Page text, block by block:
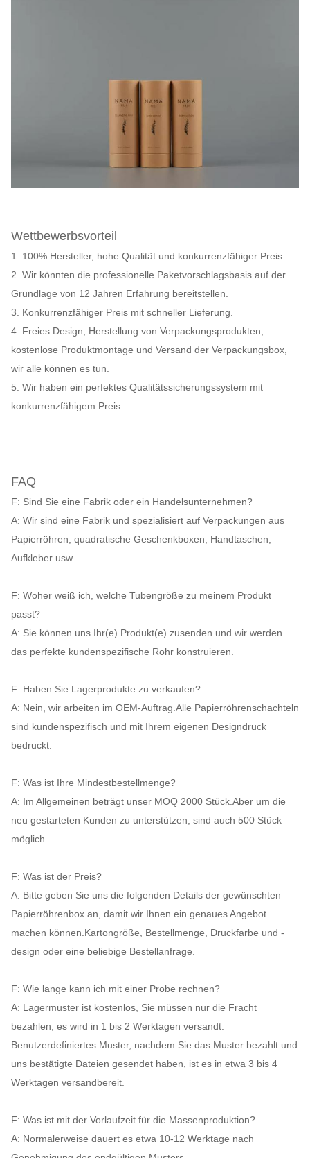
Wettbewerbsvorteil
1. 100% Hersteller, hohe Qualität und konkurrenzfähiger Preis.
2. Wir könnten die professionelle Paketvorschlagsbasis auf der
Grundlage von 12 Jahren Erfahrung bereitstellen.
3. Konkurrenzfähiger Preis mit schneller Lieferung.
4. Freies Design, Herstellung von Verpackungsprodukten,
kostenlose Produktmontage und Versand der Verpackungsbox,
wir alle können es tun.
5. Wir haben ein perfektes Qualitätssicherungssystem mit
konkurrenzfähigem Preis.
FAQ
F: Sind Sie eine Fabrik oder ein Handelsunternehmen?
A: Wir sind eine Fabrik und spezialisiert auf Verpackungen aus
Papierröhren, quadratische Geschenkboxen, Handtaschen,
Aufkleber usw
F: Woher weiß ich, welche Tubengröße zu meinem Produkt
passt?
A: Sie können uns Ihr(e) Produkt(e) zusenden und wir werden
das perfekte kundenspezifische Rohr konstruieren.
F: Haben Sie Lagerprodukte zu verkaufen?
A: Nein, wir arbeiten im OEM-Auftrag.Alle Papierröhrenschachteln
sind kundenspezifisch und mit Ihrem eigenen Designdruck
bedruckt.
F: Was ist Ihre Mindestbestellmenge?
A: Im Allgemeinen beträgt unser MOQ 2000 Stück.Aber um die
neu gestarteten Kunden zu unterstützen, sind auch 500 Stück
möglich.
F: Was ist der Preis?
A: Bitte geben Sie uns die folgenden Details der gewünschten
Papierröhrenbox an, damit wir Ihnen ein genaues Angebot
machen können.Kartongröße, Bestellmenge, Druckfarbe und -
design oder eine beliebige Bestellanfrage.
F: Wie lange kann ich mit einer Probe rechnen?
A: Lagermuster ist kostenlos, Sie müssen nur die Fracht
bezahlen, es wird in 1 bis 2 Werktagen versandt.
Benutzerdefiniertes Muster, nachdem Sie das Muster bezahlt und
uns bestätigte Dateien gesendet haben, ist es in etwa 3 bis 4
Werktagen versandbereit.
F: Was ist mit der Vorlaufzeit für die Massenproduktion?
A: Normalerweise dauert es etwa 10-12 Werktage nach